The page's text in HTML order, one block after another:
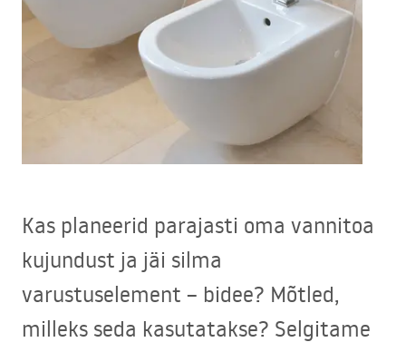
Kas planeerid parajasti oma vannitoa
kujundust ja jäi silma
varustuselement – bidee? Mõtled,
milleks seda kasutatakse? Selgitame